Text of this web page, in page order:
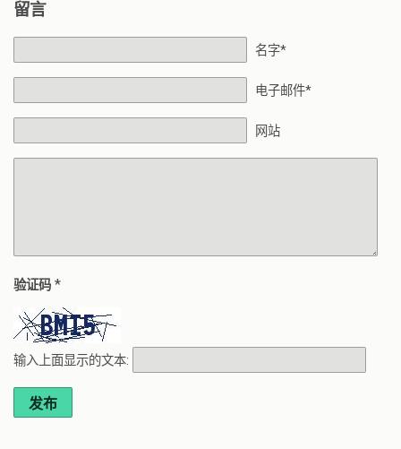
留言
名字*
电子邮件*
网站
验证码 *
输入上面显示的文本:
发布